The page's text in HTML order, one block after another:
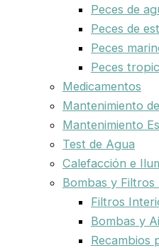
Peces de
Peces de
Peces
Peces
Medicamentos
Mantenimiento
Mantenimiento
Test de Agua
Calefacción e
Bombas y Filtros
Filtros
Bombas y
Recambios